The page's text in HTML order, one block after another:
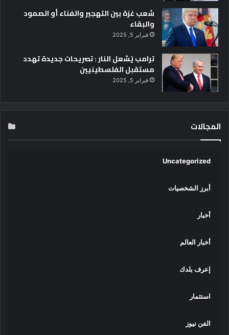
شعب غزة بين التهجير والفناء أو الصمود
والبقاء
فبراير 5, 2025
ترامب يُشعل النار : تصريحات جديدة تهدد
مستقبل الفلسطينيين
فبراير 5, 2025
المجالات
Uncategorized
أبرز الشخصيات
أخبار
أخبار العالم
إعرف بلدك
استثمار
الفن نيوز